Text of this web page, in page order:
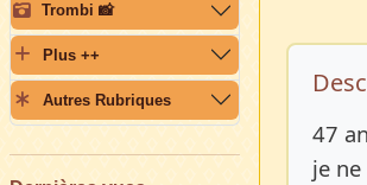
Trombi 📸
Plus ++
Autres Rubriques
47
je